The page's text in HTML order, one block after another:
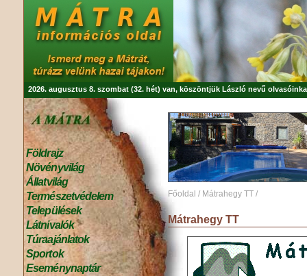
2026. augusztus 8. szombat (32. hét) van, köszöntjük László nevű
Földrajz
Növényvilág
Állatvilág
Természetvédelem
Települések
Látnivalók
Túraajánlatok
Sportok
Eseménynaptár
Főoldal / Mátrahegy TT /
Mátrahegy TT